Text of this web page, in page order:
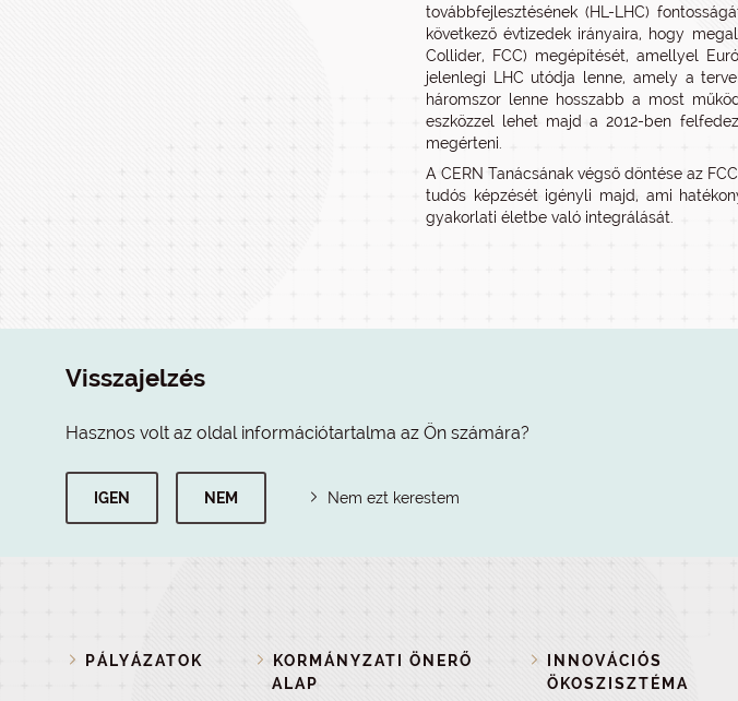
továbbfejlesztésének (HL-LHC)
következő évtizedek irányaira, hogy
Collider, FCC) megépítését, amellyel
jelenlegi LHC utódja lenne, amely a
háromszor lenne hosszabb a most
eszközzel lehet majd a 2012-ben
megérteni.
A CERN Tanácsának végső döntése az
tudós képzését igényli majd, ami
gyakorlati életbe való integrálását.
Visszajelzés
Hasznos volt az oldal információtartalma az Ön számára?
IGEN NEM Nem ezt kerestem
PÁLYÁZATOK
KORMÁNYZATI ÖNERŐ
ALAP
INNOVÁCIÓS
ÖKOSZISZTÉMA